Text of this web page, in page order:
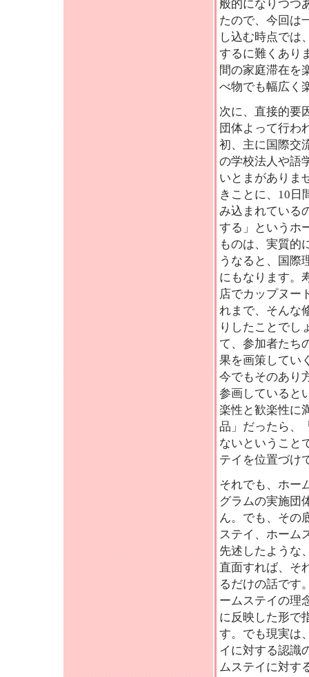
般的になりつつ
たので、今回は
し込む時点では
するに難くあり
間の家庭滞在を
べ物でも幅広く
次に、直接的要
団体よって行わ
初、主に国際交
の学校法人や語
いとまがありま
きことに、10日
み込まれている
する」というホ
ものは、実質的
うなると、国際
にもなります。
店でカップヌー
れまで、そんな
りしたことでし
て、参加者たち
果を画策してい
今でもそのあり
参画していると
楽性と歓楽性に
品」だったら、
ないということ
テイを位置づけ
それでも、ホー
グラムの実施団
ん。でも、その
ステイ、ホーム
先述したような
直面すれば、そ
るだけの話です
ームステイの理
に反映した形で
す。でも現実は
イに対する認識
ムステイに対す